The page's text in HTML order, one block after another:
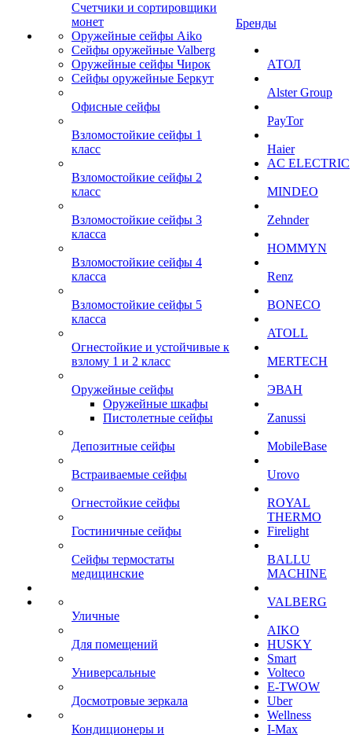
Счетчики и сортировщики
монет
Оружейные сейфы Aiko
Сейфы оружейные Valberg
Оружейные сейфы Чирок
Сейфы оружейные Беркут
Офисные сейфы
Взломостойкие сейфы 1
класс
Взломостойкие сейфы 2
класс
Взломостойкие сейфы 3
класса
Взломостойкие сейфы 4
класса
Взломостойкие сейфы 5
класса
Огнестойкие и устойчивые к
взлому 1 и 2 класс
Оружейные сейфы
Оружейные шкафы
Пистолетные сейфы
Депозитные сейфы
Встраиваемые сейфы
Огнестойкие сейфы
Гостиничные сейфы
Сейфы термостаты
медицинские
Уличные
Для помещений
Универсальные
Досмотровые зеркала
Кондиционеры и
Бренды
АТОЛ
Alster Group
PayTor
Haier
AC ELECTRIC
MINDEO
Zehnder
HOMMYN
Renz
BONECO
ATOLL
MERTECH
ЭВАН
Zanussi
MobileBase
Urovo
ROYAL
THERMO
Firelight
BALLU
MACHINE
VALBERG
AIKO
HUSKY
Smart
Volteco
E-TWOW
Uber
Wellness
I-Max